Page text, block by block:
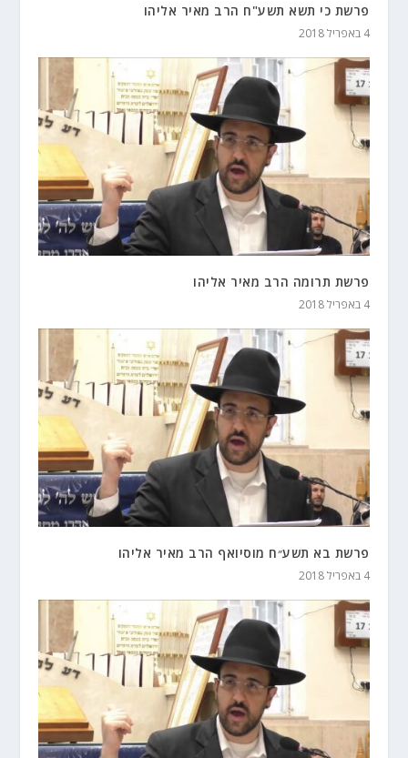
פרשת כי תשא תשע"ח הרב מאיר אליהו
4 באפריל 2018
פרשת תרומה הרב מאיר אליהו
4 באפריל 2018
פרשת בא תשע״ח מוסיואף הרב מאיר אליהו
4 באפריל 2018